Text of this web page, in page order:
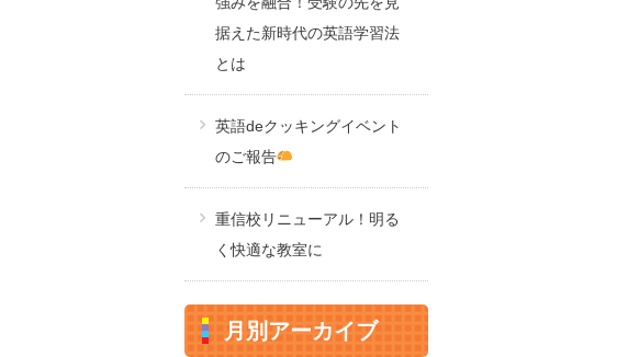
据えた新時代の英語学習法
とは
英語deクッキングイベント
のご報告
重信校リニューアル！明る
く快適な教室に
月別アーカイブ